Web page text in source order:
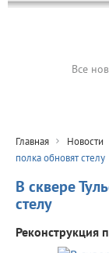
Все
Главная Новости
полка обновят стелу
В сквере
стелу
Реконструкция